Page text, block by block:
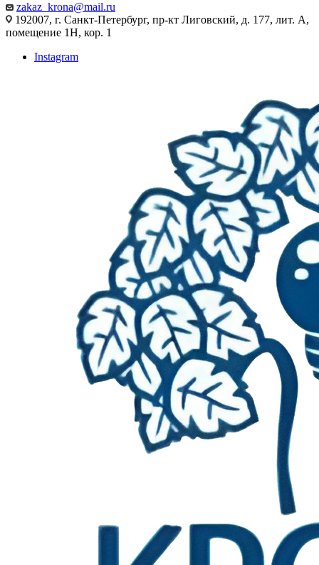
zakaz_krona@mail.ru
192007, г. Санкт-Петербург, пр-кт Лиговский, д. 177, лит. А,
помещение 1Н, кор. 1
Instagram